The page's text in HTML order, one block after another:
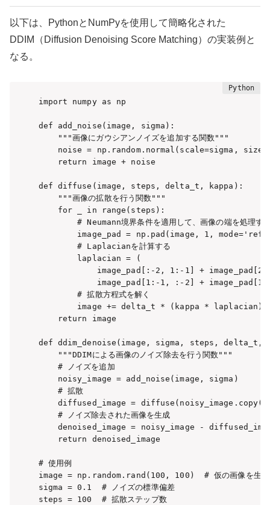
以下は、PythonとNumPyを使用して簡略化された
DDIM（Diffusion Denoising Score Matching）の実装例と
なる。
import numpy as np
def add_noise(image, sigma):
    """画像にガウシアンノイズを追加する関数"""
noise = np.random.normal(scale=sigma,
    return image + noise
def diffuse(image, steps, delta_t, kappa):
    """画像の拡散を行う関数"""
    for _ in range(steps):
# Neumann境界条件を適用して、画像の端を処理す
image_pad = np.pad(image, 1,
        # Laplacianを計算する
        laplacian = (
image_pad[:-2, 1:-1] +
image_pad[1:-1, :-2] +
        # 拡散方程式を解く
        image += delta_t * (kappa * laplacian)
    return image
def ddim_denoise(image, sigma, steps, delta_t,
    """DDIMによる画像のノイズ除去を行う関数"""
    # ノイズを追加
    noisy_image = add_noise(image, sigma)
    # 拡散
diffused_image =
    # ノイズ除去された画像を生成
denoised_image = noisy_image -
    return denoised_image
# 使用例
image = np.random.rand(100, 100)  # 仮の画像を生成
sigma = 0.1  # ノイズの標準偏差
steps = 100  # 拡散ステップ数